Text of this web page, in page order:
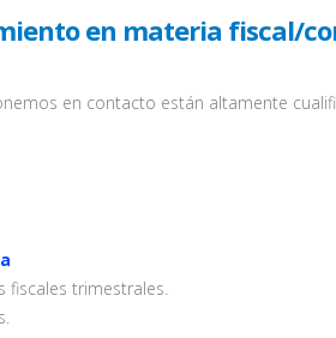
en materia fiscal/
en contacto están altamente
fiscales trimestrales.